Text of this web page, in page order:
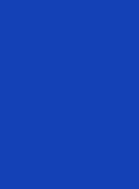
мы готовы купить ваш товар.